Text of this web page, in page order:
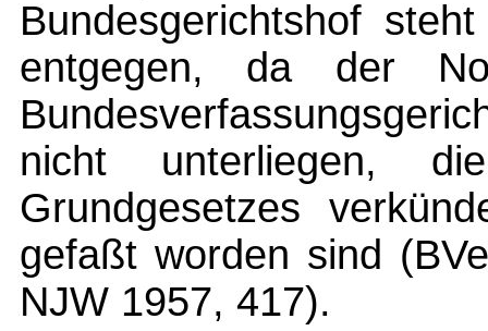
Bundesgerichtshof
entgegen, da der
nicht unterliegen,
Grundgesetzes
gefaßt worden sind
NJW 1957, 417).